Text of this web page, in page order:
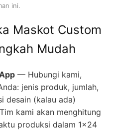
ini.
Maskot Custom
Mudah
— Hubungi kami,
jenis produk, jumlah,
desain (kalau ada)
kami akan menghitung
produksi dalam 1×24